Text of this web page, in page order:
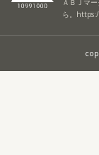
ＡＢＪマ
ら。